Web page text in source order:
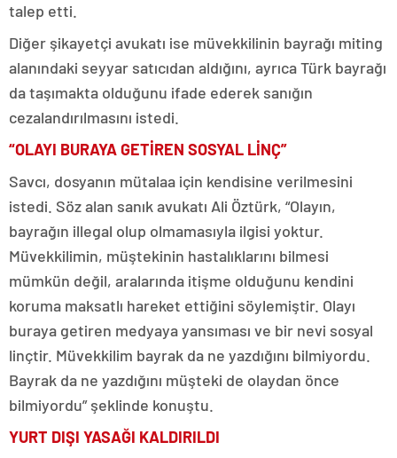
talep etti.
Diğer şikayetçi avukatı ise müvekkilinin bayrağı miting
alanındaki seyyar satıcıdan aldığını, ayrıca Türk bayrağı
da taşımakta olduğunu ifade ederek sanığın
cezalandırılmasını istedi.
“OLAYI BURAYA GETİREN SOSYAL LİNÇ”
Savcı, dosyanın mütalaa için kendisine verilmesini
istedi. Söz alan sanık avukatı Ali Öztürk, “Olayın,
bayrağın illegal olup olmamasıyla ilgisi yoktur.
Müvekkilimin, müştekinin hastalıklarını bilmesi
mümkün değil, aralarında itişme olduğunu kendini
koruma maksatlı hareket ettiğini söylemiştir. Olayı
buraya getiren medyaya yansıması ve bir nevi sosyal
linçtir. Müvekkilim bayrak da ne yazdığını bilmiyordu.
Bayrak da ne yazdığını müşteki de olaydan önce
bilmiyordu” şeklinde konuştu.
YURT DIŞI YASAĞI KALDIRILDI